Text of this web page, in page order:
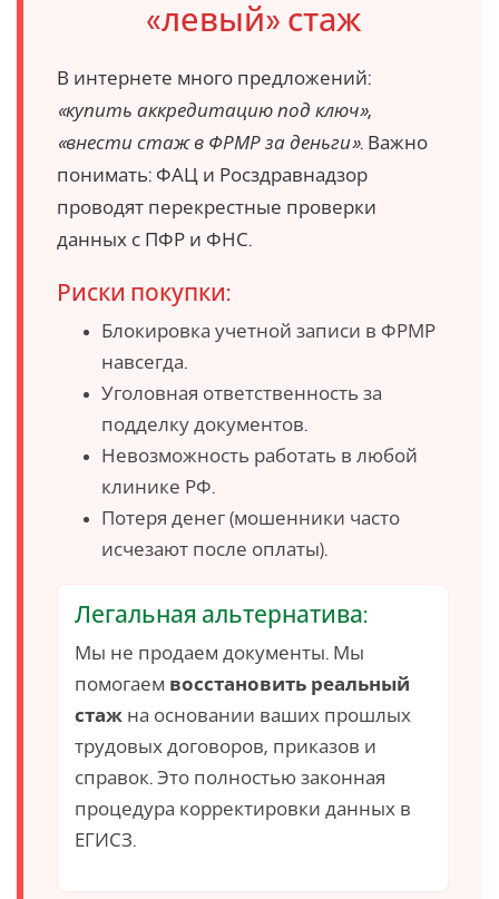
«левый» стаж
В интернете много предложений:
«купить аккредитацию под ключ»,
«внести стаж в ФРМР за деньги». Важно
понимать: ФАЦ и Росздравнадзор
проводят перекрестные проверки
данных с ПФР и ФНС.
Риски покупки:
Блокировка учетной записи в ФРМР
навсегда.
Уголовная ответственность за
подделку документов.
Невозможность работать в любой
клинике РФ.
Потеря денег (мошенники часто
исчезают после оплаты).
Легальная альтернатива:
Мы не продаем документы. Мы
помогаем восстановить реальный
стаж на основании ваших прошлых
трудовых договоров, приказов и
справок. Это полностью законная
процедура корректировки данных в
ЕГИСЗ.